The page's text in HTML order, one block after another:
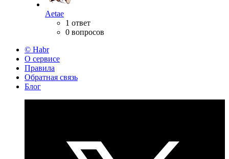
Aetae
1 ответ
0 вопросов
© Habr
О сервисе
Правила
Обратная связь
Блог